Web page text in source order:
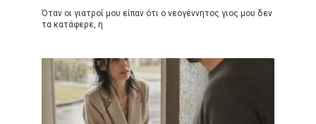
Όταν οι γιατροί μου είπαν ότι ο νεογέννητος γιος μου δεν
τα κατάφερε, η